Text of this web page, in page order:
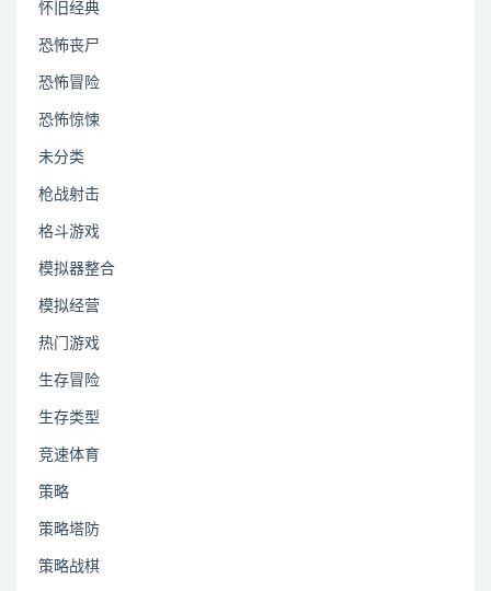
怀旧经典
恐怖丧尸
恐怖冒险
恐怖惊悚
未分类
枪战射击
格斗游戏
模拟器整合
模拟经营
热门游戏
生存冒险
生存类型
竞速体育
策略
策略塔防
策略战棋